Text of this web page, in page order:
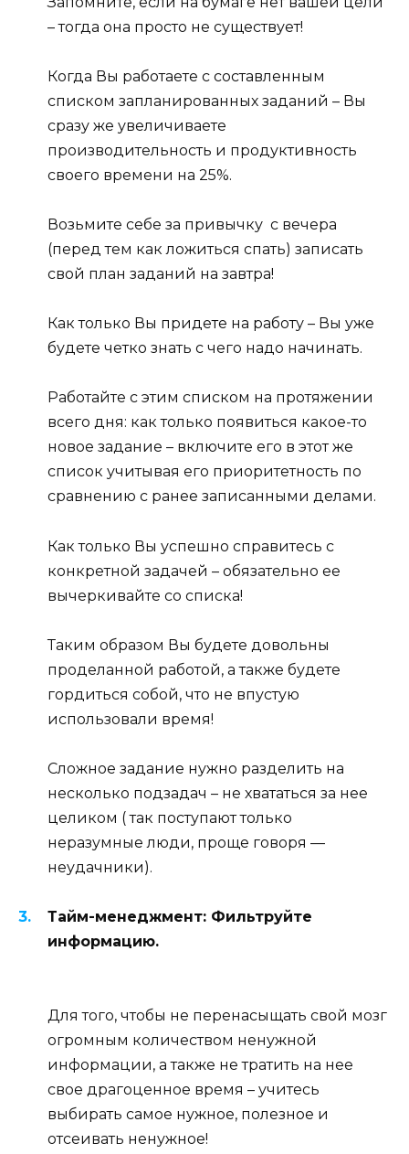
– тогда она просто не существует!
Когда Вы работаете с составленным
списком запланированных заданий – Вы
сразу же увеличиваете
производительность и продуктивность
своего времени на 25%.
Возьмите себе за привычку с вечера
(перед тем как ложиться спать) записать
свой план заданий на завтра!
Как только Вы придете на работу – Вы уже
будете четко знать с чего надо начинать.
Работайте с этим списком на протяжении
всего дня: как только появиться какое-то
новое задание – включите его в этот же
список учитывая его приоритетность по
сравнению с ранее записанными делами.
Как только Вы успешно справитесь с
конкретной задачей – обязательно ее
вычеркивайте со списка!
Таким образом Вы будете довольны
проделанной работой, а также будете
гордиться собой, что не впустую
использовали время!
Сложное задание нужно разделить на
несколько подзадач – не хвататься за нее
целиком ( так поступают только
неразумные люди, проще говоря —
неудачники).
Тайм-менеджмент: Фильтруйте
информацию.
Для того, чтобы не перенасыщать свой мозг
огромным количеством ненужной
информации, а также не тратить на нее
свое драгоценное время – учитесь
выбирать самое нужное, полезное и
отсеивать ненужное!